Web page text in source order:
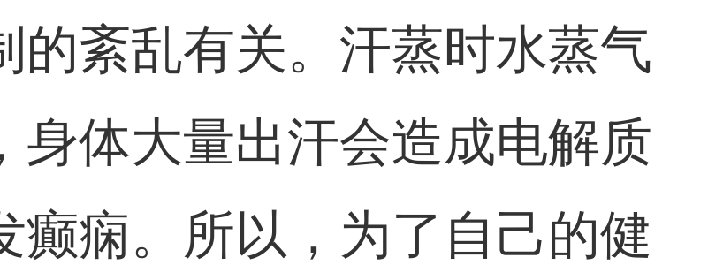
的紊乱有关。汗蒸时水蒸气
身体大量出汗会造成电解质
癫痫。所以，为了自己的健